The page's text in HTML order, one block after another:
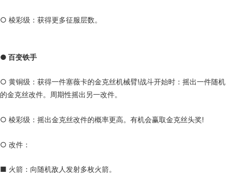
○ 棱彩级：获得更多征服层数。
● 百变铁手
○ 黄铜级：获得一件塞薇卡的金克丝机械臂!战斗开始时：摇出一件随机
的金克丝改件。周期性摇出另一改件。
○ 棱彩级：摇出金克丝改件的概率更高。有机会赢取金克丝头奖!
○ 改件：
■ 火箭：向随机敌人发射多枚火箭。